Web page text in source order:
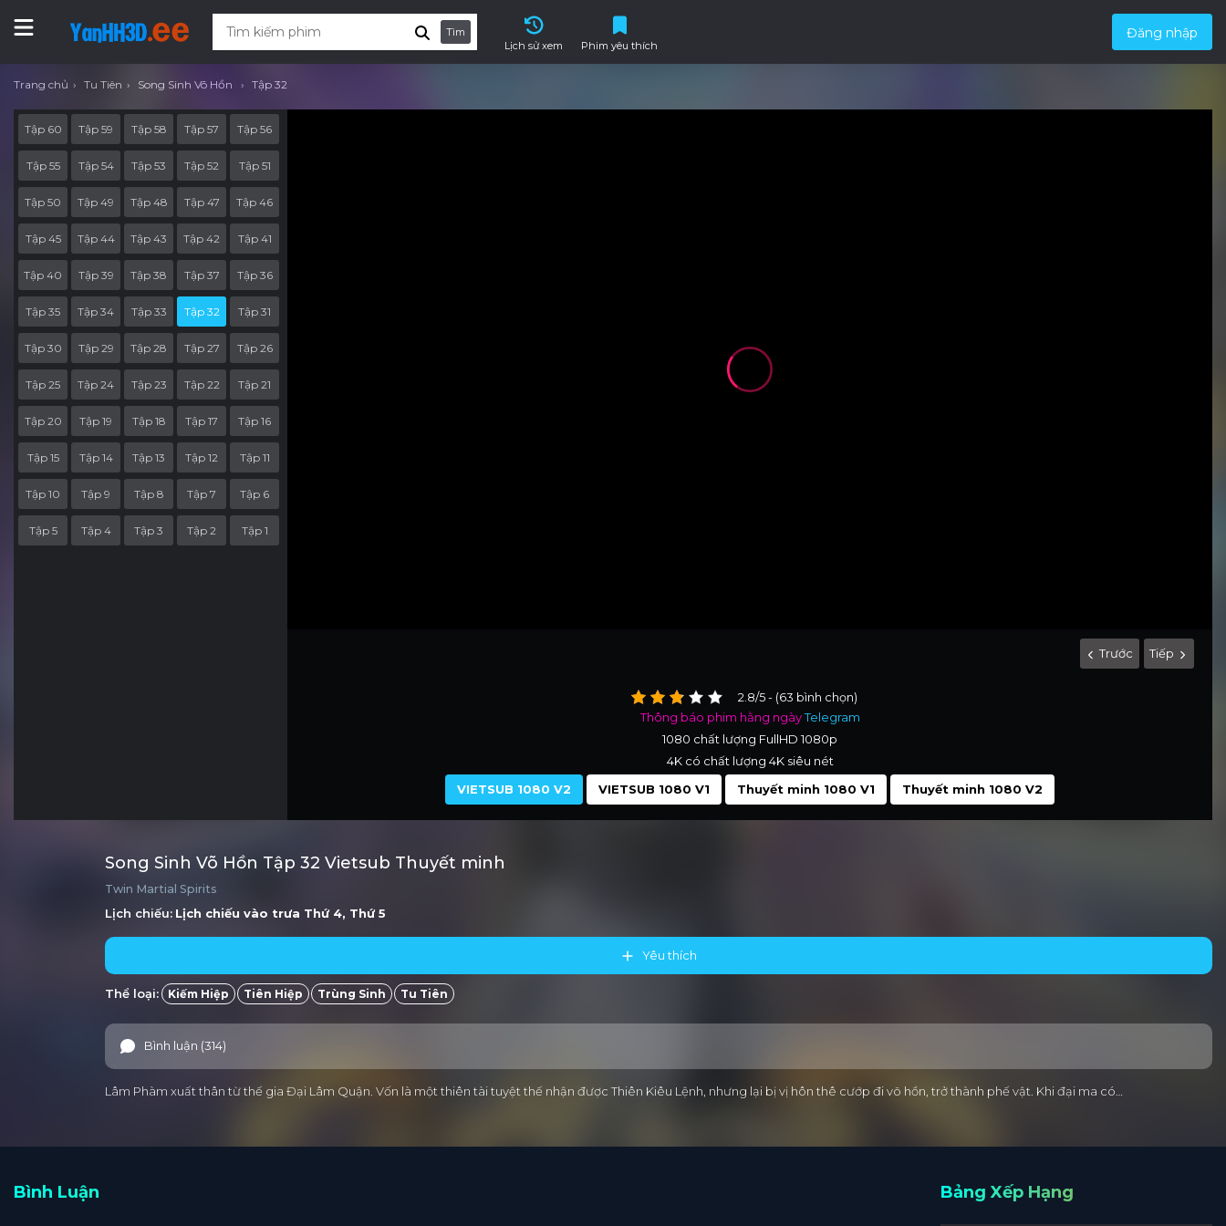
Tìm
Lịch sử xem
Phim yêu thích
Đăng nhập
Trang chủ Tu Tiên Song Sinh Võ Hồn Tập 32
Trước Tiếp
2.8/5 - (63 bình chọn)
Thông báo phim hằng ngàyTelegram
1080 chất lượng FullHD 1080p
4K có chất lượng 4K siêu nét
VIETSUB 1080 V2
VIETSUB 1080 V1 Thuyết minh 1080 V1 Thuyết minh 1080 V2
Tập 60 Tập 59 Tập 58 Tập 57 Tập 56
Tập 55 Tập 54 Tập 53 Tập 52 Tập 51
Tập 50 Tập 49 Tập 48 Tập 47 Tập 46
Tập 45 Tập 44 Tập 43 Tập 42 Tập 41
Tập 40 Tập 39 Tập 38 Tập 37 Tập 36
Tập 35 Tập 34 Tập 33 Tập 32 Tập 31
Tập 30 Tập 29 Tập 28 Tập 27 Tập 26
Tập 25 Tập 24 Tập 23 Tập 22 Tập 21
Tập 20 Tập 19 Tập 18 Tập 17 Tập 16
Tập 15 Tập 14 Tập 13 Tập 12 Tập 11
Tập 10 Tập 9 Tập 8 Tập 7 Tập 6
Tập 5 Tập 4 Tập 3 Tập 2 Tập 1
Song Sinh Võ Hồn Tập 32 Vietsub Thuyết minh
Twin Martial Spirits
Lịch chiếu: Lịch chiếu vào trưa Thứ 4, Thứ 5
Yêu thích
Thể loại: Kiếm Hiệp Tiên Hiệp Trùng Sinh Tu Tiên
Bình luận (314)
Lâm Phàm xuất thân từ thế gia Đại Lâm Quận. Vốn là một thiên tài tuyệt thế nhận được Thiên Kiêu Lệnh, nhưng lại bị vị hôn thê cướp đi võ hồn, trở thành phế vật. Khi đại ma có…
Bình Luận Bảng Xếp Hạng